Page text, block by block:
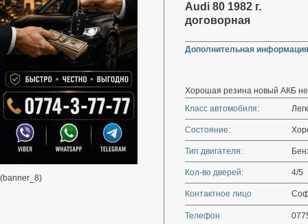
(banner_8)
Audi 80 1982 г.
договорная
Дополнительная
Хорошая резина новый АКБ
Класс автомобиля:
Состояние:
Тип двигателя:
Кол-во дверей: 4/5
Контактное лицо
Телефон